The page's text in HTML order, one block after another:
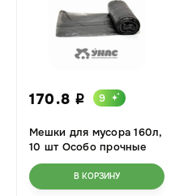
170.8 i 9
Мешки для мусора 160л,
10 шт Особо прочные
Мультипласт
В КОРЗИНУ